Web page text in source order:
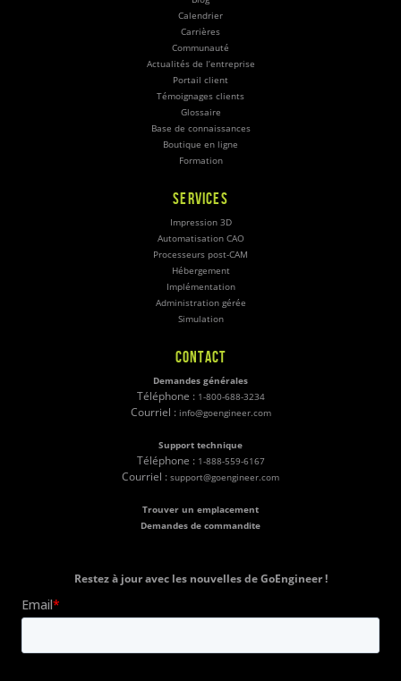
Calendrier
Carrières
Communauté
Actualités de l’entreprise
Portail client
Témoignages clients
Glossaire
Base de connaissances
Boutique en ligne
Formation
SERVICES
Impression 3D
Automatisation CAO
Processeurs post-CAM
Hébergement
Implémentation
Administration gérée
Simulation
CONTACT
Demandes générales
Téléphone : 1-800-688-3234
Courriel : info@goengineer.com
Support technique
Téléphone : 1-888-559-6167
Courriel : support@goengineer.com
Trouver un emplacement
Demandes de commandite
Restez à jour avec les nouvelles de GoEngineer !